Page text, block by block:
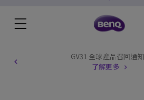
GV31 全球產品召回通知
了解更多